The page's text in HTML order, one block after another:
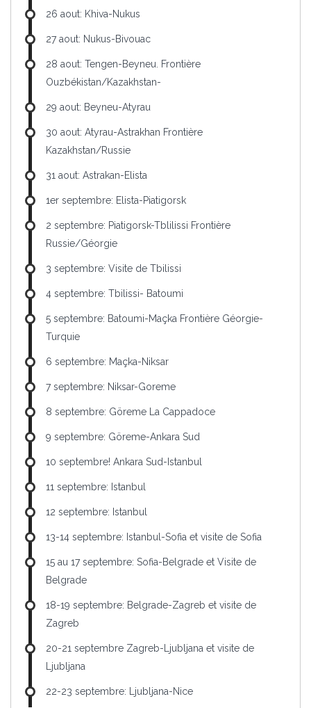
26 aout: Khiva-Nukus
27 aout: Nukus-Bivouac
28 aout: Tengen-Beyneu. Frontière
Ouzbékistan/Kazakhstan-
29 aout: Beyneu-Atyrau
30 aout: Atyrau-Astrakhan Frontière
Kazakhstan/Russie
31 aout: Astrakan-Elista
1er septembre: Elista-Piatigorsk
2 septembre: Piatigorsk-Tblilissi Frontière
Russie/Géorgie
3 septembre: Visite de Tbilissi
4 septembre: Tbilissi- Batoumi
5 septembre: Batoumi-Maçka Frontière Géorgie-
Turquie
6 septembre: Maçka-Niksar
7 septembre: Niksar-Goreme
8 septembre: Göreme La Cappadoce
9 septembre: Göreme-Ankara Sud
10 septembre! Ankara Sud-Istanbul
11 septembre: Istanbul
12 septembre: Istanbul
13-14 septembre: Istanbul-Sofia et visite de Sofia
15 au 17 septembre: Sofia-Belgrade et Visite de
Belgrade
18-19 septembre: Belgrade-Zagreb et visite de
Zagreb
20-21 septembre Zagreb-Ljubljana et visite de
Ljubljana
22-23 septembre: Ljubljana-Nice